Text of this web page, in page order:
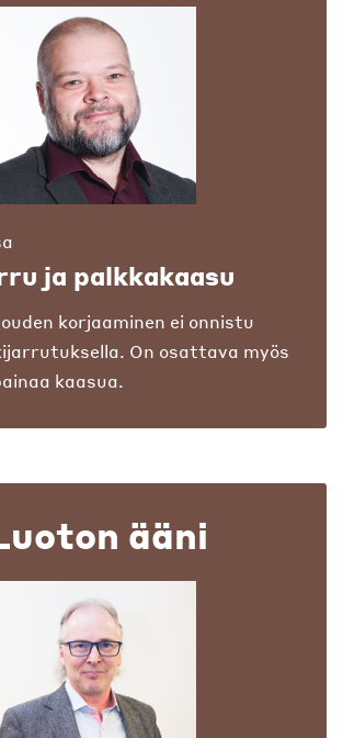
ja palkkakaasu
korjaaminen ei onnistu
On osattava myös
kaasua.
ääni